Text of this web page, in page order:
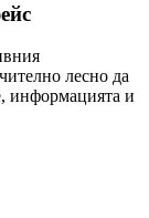
лесно да
информацията и